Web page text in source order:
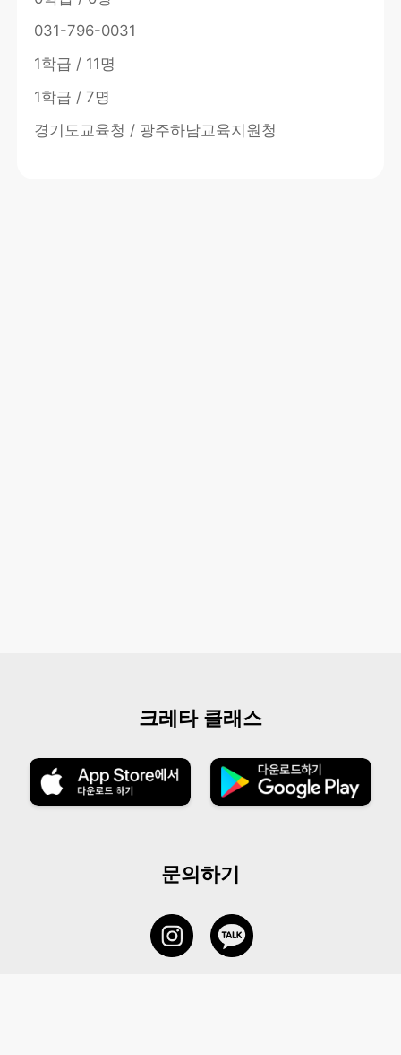
031-796-0031
1학급 / 11명
1학급 / 7명
경기도교육청 / 광주하남교육지원청
크레타 클래스
문의하기